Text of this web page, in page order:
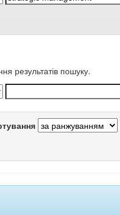
результатів пошуку.